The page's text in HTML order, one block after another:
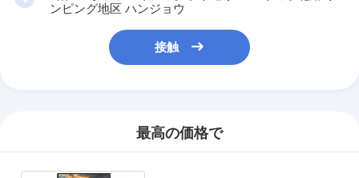
ンピング地区 ハンジョウ
接触
最高の価格で